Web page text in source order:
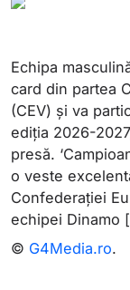
Echipa
card din partea
(CEV) și va
ediția 2026-
presă.
o veste
Confederației
echipei Dinamo
© G4Media.ro.